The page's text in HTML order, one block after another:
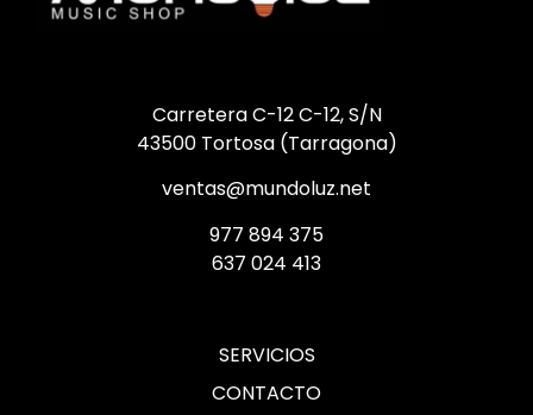
Carretera C-12 C-12, S/N
43500 Tortosa (Tarragona)
ventas@mundoluz.net
977 894 375
637 024 413
SERVICIOS
CONTACTO